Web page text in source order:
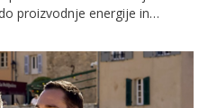
proizvodnje energije in
more samo proizvesti niti